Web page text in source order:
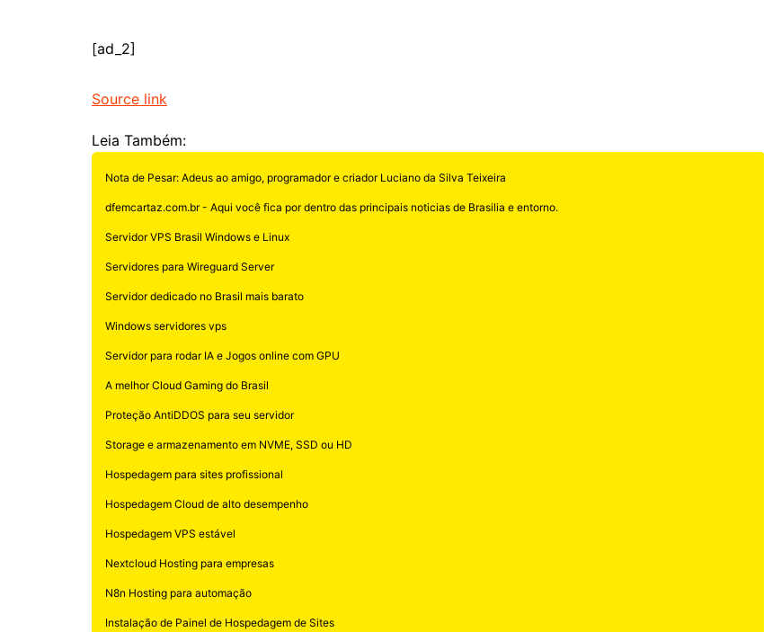
[ad_2]
Source link
Leia Também:
Nota de Pesar: Adeus ao amigo, programador e criador Luciano da Silva Teixeira
dfemcartaz.com.br - Aqui você fica por dentro das principais noticias de Brasilia e entorno.
Servidor VPS Brasil Windows e Linux
Servidores para Wireguard Server
Servidor dedicado no Brasil mais barato
Windows servidores vps
Servidor para rodar IA e Jogos online com GPU
A melhor Cloud Gaming do Brasil
Proteção AntiDDOS para seu servidor
Storage e armazenamento em NVME, SSD ou HD
Hospedagem para sites profissional
Hospedagem Cloud de alto desempenho
Hospedagem VPS estável
Nextcloud Hosting para empresas
N8n Hosting para automação
Instalação de Painel de Hospedagem de Sites